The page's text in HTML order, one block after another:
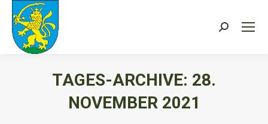
Search:
TAGES-ARCHIVE: 28.
NOVEMBER 2021